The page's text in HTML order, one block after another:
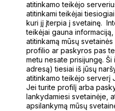
atitinkamo teikėjo
atitinkami teikėjai
kuri jį įterpia į svetainę.
teikėjai gauna
atitinkamą mūsų
profilio ar paskyros pas
metu nesate prisijungę. Ši
adresą) tiesiai iš jūsų
atitinkamo teikėjo serverį
Jei turite profilį arba
lankydamiesi svetainėje,
apsilankymą mūsų